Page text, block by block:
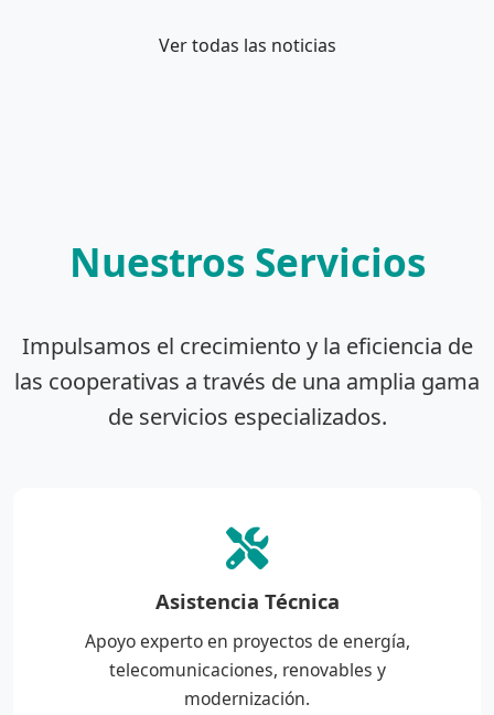
Ver todas las noticias
Nuestros Servicios
Impulsamos el crecimiento y la eficiencia de
las cooperativas a través de una amplia gama
de servicios especializados.
Asistencia Técnica
Apoyo experto en proyectos de energía,
telecomunicaciones, renovables y
modernización.